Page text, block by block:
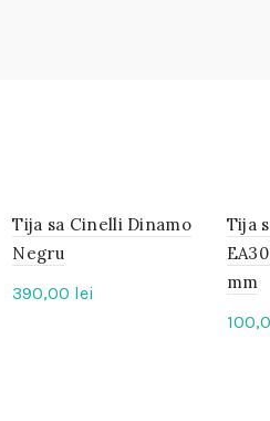
IN
STOC
Tija sa Cinelli Dinamo
Negru
390,00 lei
IN
Tija
mm